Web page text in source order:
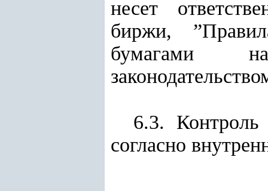
несет
биржи,
бумагами
6.3. Контроль
согласно